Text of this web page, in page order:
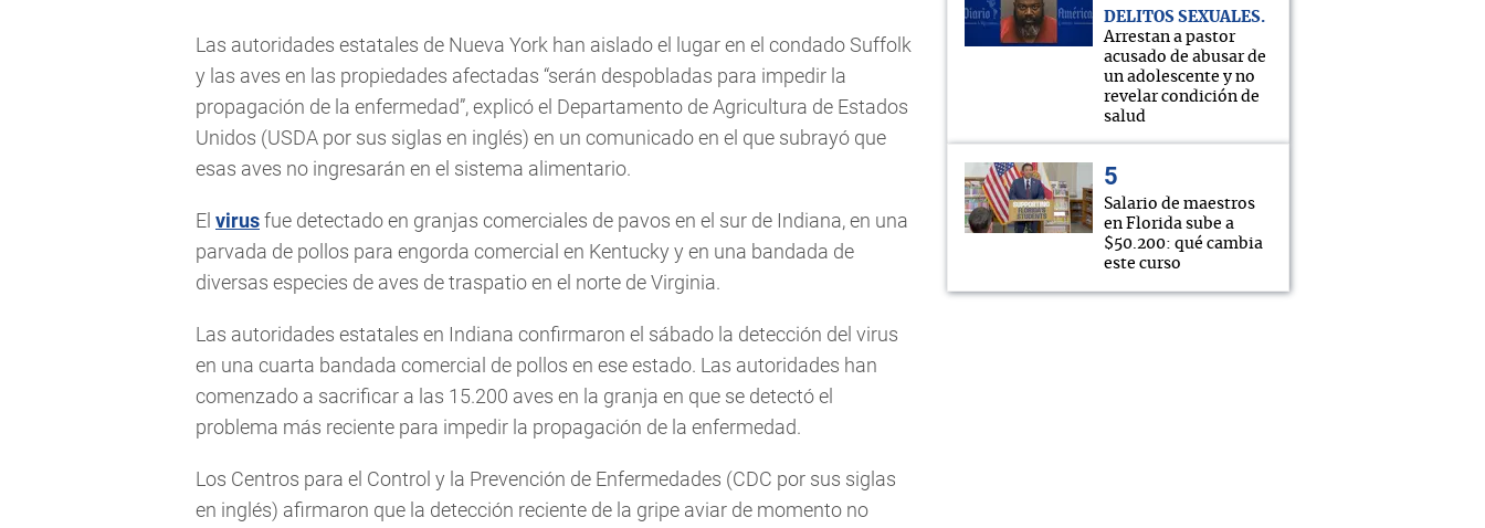
Las autoridades estatales de Nueva York han aislado el lugar en el condado Suffolk
y las aves en las propiedades afectadas “serán despobladas para impedir la
propagación de la enfermedad”, explicó el Departamento de Agricultura de Estados
Unidos (USDA por sus siglas en inglés) en un comunicado en el que subrayó que
esas aves no ingresarán en el sistema alimentario.
El virusfue detectado en granjas comerciales de pavos en el sur de Indiana, en una
parvada de pollos para engorda comercial en Kentucky y en una bandada de
diversas especies de aves de traspatio en el norte de Virginia.
Las autoridades estatales en Indiana confirmaron el sábado la detección del virus
en una cuarta bandada comercial de pollos en ese estado. Las autoridades han
comenzado a sacrificar a las 15.200 aves en la granja en que se detectó el
problema más reciente para impedir la propagación de la enfermedad.
Los Centros para el Control y la Prevención de Enfermedades (CDC por sus siglas
en inglés) afirmaron que la detección reciente de la gripe aviar de momento no
DELITOS SEXUALES
Arrestan a pastor
acusado de abusar de
un adolescente y no
revelar condición de
salud
Salario de maestros
en Florida sube a
$50.200: qué cambia
este curso